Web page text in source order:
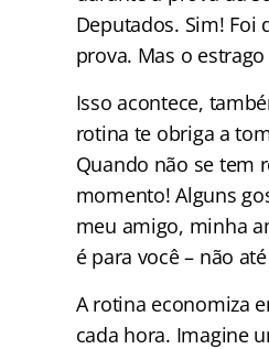
Deputados. Sim!
prova. Mas o
Isso acontece,
rotina te obriga a
Quando não se tem
momento! Alguns
meu amigo, minha
é para você – não
A rotina economiza
cada hora. Imagine